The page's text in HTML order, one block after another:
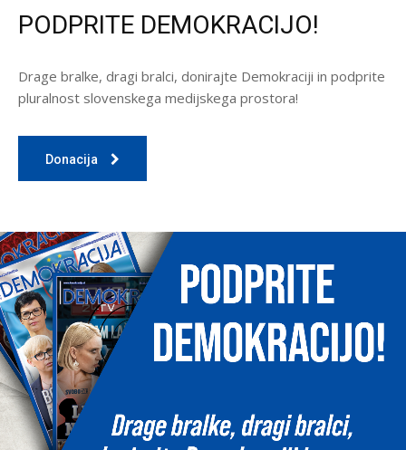
PODPRITE DEMOKRACIJO!
Drage bralke, dragi bralci, donirajte Demokraciji in podprite
pluralnost slovenskega medijskega prostora!
Donacija